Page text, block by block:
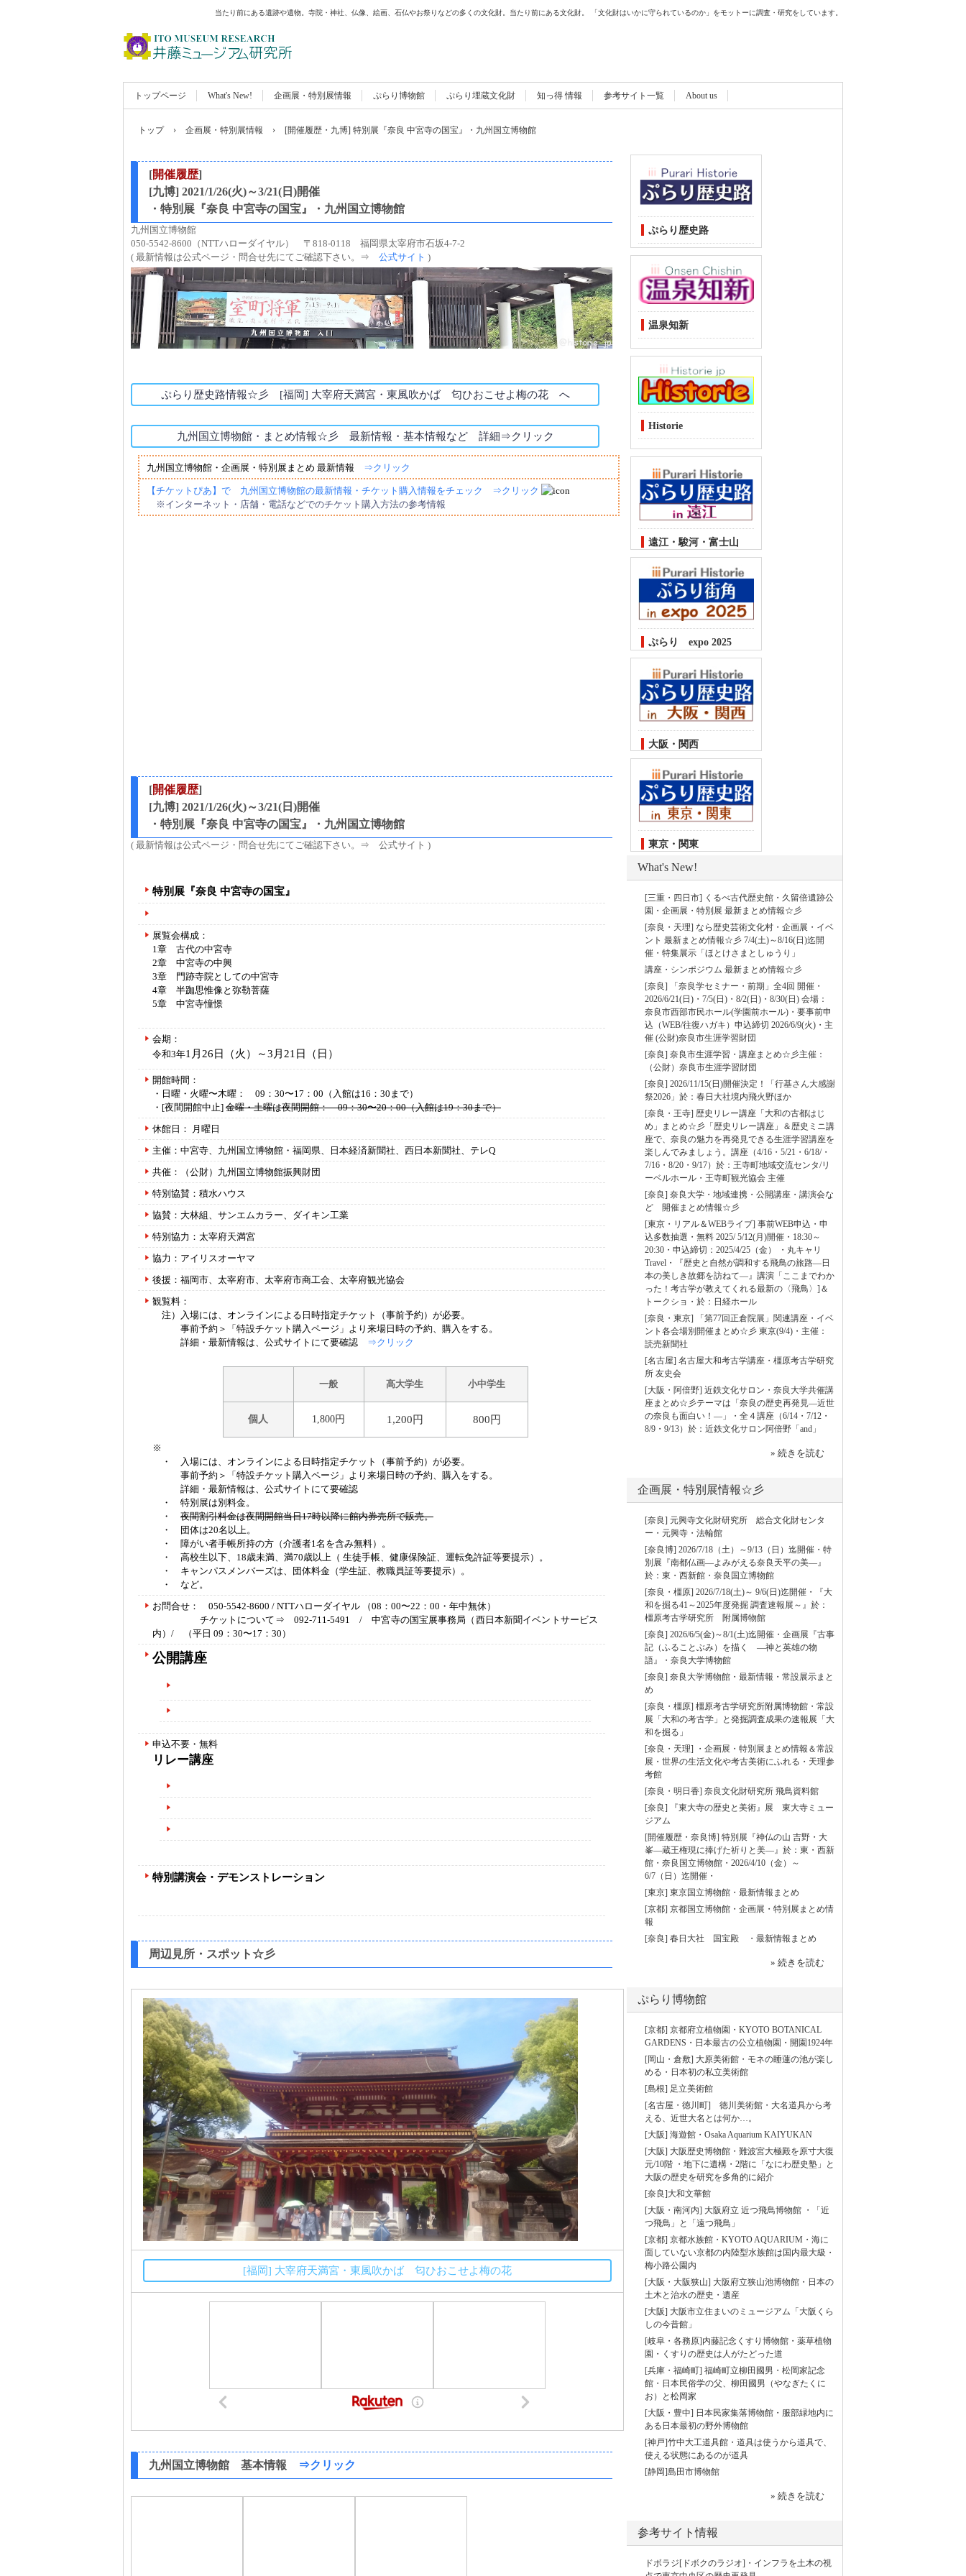
当たり前にある遺跡や遺物。寺院・神社、仏像、絵画、石仏やお祭りなどの多くの文化財。当たり前にある文化財。 「文化財はいかに守られているのか」をモットーに調査・研究をしています。
トップページ What's New! 企画展・特別展情報 ぷらり博物館 ぷらり埋蔵文化財 知っ得 情報 参考サイト一覧 About us
トップ › 企画展・特別展情報 › [開催履歴・九博] 特別展『奈良 中宮寺の国宝』・九州国立博物館
[開催履歴]
[九博] 2021/1/26(火)～3/21(日)開催
・特別展『奈良 中宮寺の国宝』・九州国立博物館
九州国立博物館
050-5542-8600（NTTハローダイヤル） 〒818-0118 福岡県太宰府市石坂4-7-2
( 最新情報は公式ページ・問合せ先にてご確認下さい。⇒ 公式サイト )
ぷらり歴史路情報☆彡 [福岡] 大宰府天満宮・東風吹かば 匂ひおこせよ梅の花 へ
九州国立博物館・まとめ情報☆彡 最新情報・基本情報など 詳細⇒クリック
九州国立博物館・企画展・特別展まとめ 最新情報 ⇒クリック
【チケットぴあ】で 九州国立博物館の最新情報・チケット購入情報をチェック ⇒クリック
※インターネット・店舗・電話などでのチケット購入方法の参考情報
[開催履歴]
[九博] 2021/1/26(火)～3/21(日)開催
・特別展『奈良 中宮寺の国宝』・九州国立博物館
( 最新情報は公式ページ・問合せ先にてご確認下さい。⇒ 公式サイト )
特別展『奈良 中宮寺の国宝』
展覧会構成：
1章 古代の中宮寺
2章 中宮寺の中興
3章 門跡寺院としての中宮寺
4章 半跏思惟像と弥勒菩薩
5章 中宮寺憧憬
会期：
令和3年1月26日（火）～3月21日（日）
開館時間：
・日曜・火曜〜木曜： 09：30〜17：00（入館は16：30まで）
・[夜間開館中止] 金曜・土曜は夜間開館： 09：30〜20：00（入館は19：30まで）
休館日： 月曜日
主催：中宮寺、九州国立博物館・福岡県、日本経済新聞社、西日本新聞社、テレQ
共催：（公財）九州国立博物館振興財団
特別協賛：積水ハウス
協賛：大林組、サンエムカラー、ダイキン工業
特別協力：太宰府天満宮
協力：アイリスオーヤマ
後援：福岡市、太宰府市、太宰府市商工会、太宰府観光協会
観覧料：
注）入場には、オンラインによる日時指定チケット（事前予約）が必要。
事前予約＞「特設チケット購入ページ」より来場日時の予約、購入をする。
詳細・最新情報は、公式サイトにて要確認 ⇒クリック
一般 高大学生 小中学生
個人 1,800円 1,200円 800円
※
・ 入場には、オンラインによる日時指定チケット（事前予約）が必要。
事前予約＞「特設チケット購入ページ」より来場日時の予約、購入をする。
詳細・最新情報は、公式サイトにて要確認
・ 特別展は別料金。
・ 夜間割引料金は夜間開館当日17時以降に館内券売所で販売。
・ 団体は20名以上。
・ 障がい者手帳所持の方（介護者1名を含み無料）。
・ 高校生以下、18歳未満、満70歳以上（ 生徒手帳、健康保険証、運転免許証等要提示）。
・ キャンパスメンバーズは、団体料金（学生証、教職員証等要提示）。
・ など。
お問合せ： 050-5542-8600 / NTTハローダイヤル （08：00〜22：00・年中無休）
チケットについて⇒ 092-711-5491 / 中宮寺の国宝展事務局（西日本新聞イベントサービス
内）/ （平日 09：30〜17：30）
公開講座
申込不要・無料
リレー講座
特別講演会・デモンストレーション
周辺見所・スポット☆彡
[福岡] 大宰府天満宮・東風吹かば 匂ひおこせよ梅の花
九州国立博物館 基本情報 ⇒クリック
ぷらり歴史路
温泉知新
Historie
遠江・駿河・富士山
ぷらり expo 2025
大阪・関西
東京・関東
What's New!
[三重・四日市] くるべ古代歴史館・久留倍遺跡公
園・企画展・特別展 最新まとめ情報☆彡
[奈良・天理] なら歴史芸術文化村・企画展・イベ
ント 最新まとめ情報☆彡 7/4(土)～8/16(日)迄開
催・特集展示「ほとけさまとしゅうり」
講座・シンポジウム 最新まとめ情報☆彡
[奈良] 「奈良学セミナー・前期」全4回 開催・
2026/6/21(日)・7/5(日)・8/2(日)・8/30(日) 会場：
奈良市西部市民ホール(学園前ホール)・要事前申
込（WEB/往復ハガキ）申込締切 2026/6/9(火)・主
催 (公財)奈良市生涯学習財団
[奈良] 奈良市生涯学習・講座まとめ☆彡主催：
（公財）奈良市生涯学習財団
[奈良] 2026/11/15(日)開催決定！「行基さん大感謝
祭2026」於：春日大社境内飛火野ほか
[奈良・王寺] 歴史リレー講座「大和の古都はじ
め」まとめ☆彡「歴史リレー講座」＆歴史ミニ講
座で、奈良の魅力を再発見できる生涯学習講座を
楽しんでみましょう。講座（4/16・5/21・6/18/・
7/16・8/20・9/17）於：王寺町地域交流センタ/リ
ーベルホール・王寺町観光協会 主催
[奈良] 奈良大学・地域連携・公開講座・講演会な
ど 開催まとめ情報☆彡
[東京・リアル＆WEBライブ] 事前WEB申込・申
込多数抽選・無料 2025/ 5/12(月)開催・18:30～
20:30・申込締切：2025/4/25（金） ・丸キャリ
Travel・『歴史と自然が調和する飛鳥の旅路―日
本の美しき故郷を訪ねて―』講演「ここまでわか
った！考古学が教えてくれる最新の〈飛鳥〉]＆
トークショ・於：日経ホール
[奈良・東京] 「第77回正倉院展」関連講座・イベ
ント各会場別開催まとめ☆彡 東京(9/4)・主催：
読売新聞社
[名古屋] 名古屋大和考古学講座・橿原考古学研究
所 友史会
[大阪・阿倍野] 近鉄文化サロン・奈良大学共催講
座まとめ☆彡テーマは「奈良の歴史再発見―近世
の奈良も面白い！―」・全４講座（6/14・7/12・
8/9・9/13）於：近鉄文化サロン阿倍野「and」
» 続きを読む
企画展・特別展情報☆彡
[奈良] 元興寺文化財研究所 総合文化財センタ
ー・元興寺・法輪館
[奈良博] 2026/7/18（土）～9/13（日）迄開催・特
別展『南都仏画―よみがえる奈良天平の美―』
於：東・西新館・奈良国立博物館
[奈良・橿原] 2026/7/18(土)～ 9/6(日)迄開催・『大
和を掘る41～2025年度発掘 調査速報展～』於：
橿原考古学研究所 附属博物館
[奈良] 2026/6/5(金)～8/1(土)迄開催・企画展『古事
記（ふることぶみ）を描く ―神と英雄の物
語』・奈良大学博物館
[奈良] 奈良大学博物館・最新情報・常設展示まと
め
[奈良・橿原] 橿原考古学研究所附属博物館・常設
展「大和の考古学」と発掘調査成果の速報展「大
和を掘る」
[奈良・天理] ・企画展・特別展まとめ情報＆常設
展・世界の生活文化や考古美術にふれる・天理参
考館
[奈良・明日香] 奈良文化財研究所 飛鳥資料館
[奈良] 『東大寺の歴史と美術』展 東大寺ミュー
ジアム
[開催履歴・奈良博] 特別展『神仏の山 吉野・大
峯―蔵王権現に捧げた祈りと美―』於：東・西新
館・奈良国立博物館・2026/4/10（金）～
6/7（日）迄開催・
[東京] 東京国立博物館・最新情報まとめ
[京都] 京都国立博物館・企画展・特別展まとめ情
報
[奈良] 春日大社 国宝殿 ・最新情報まとめ
» 続きを読む
ぷらり博物館
[京都] 京都府立植物園・KYOTO BOTANICAL
GARDENS・日本最古の公立植物園・開園1924年
[岡山・倉敷] 大原美術館・モネの睡蓮の池が楽し
める・日本初の私立美術館
[島根] 足立美術館
[名古屋・徳川町] 徳川美術館・大名道具から考
える、近世大名とは何か…。
[大阪] 海遊館・Osaka Aquarium KAIYUKAN
[大阪] 大阪歴史博物館・難波宮大極殿を原寸大復
元/10階 ・地下に遺構・2階に「なにわ歴史塾」と
大阪の歴史を研究を多角的に紹介
[奈良]大和文華館
[大阪・南河内] 大阪府立 近つ飛鳥博物館 ・「近
つ飛鳥」と「遠つ飛鳥」
[京都] 京都水族館・KYOTO AQUARIUM・海に
面していない京都の内陸型水族館は国内最大級・
梅小路公園内
[大阪・大阪狭山] 大阪府立狭山池博物館・日本の
土木と治水の歴史・遺産
[大阪] 大阪市立住まいのミュージアム「大阪くら
しの今昔館」
[岐阜・各務原]内藤記念くすり博物館・薬草植物
園・くすりの歴史は人がたどった道
[兵庫・福崎町] 福崎町立柳田國男・松岡家記念
館・日本民俗学の父、柳田國男（やなぎたくに
お）と松岡家
[大阪・豊中] 日本民家集落博物館・服部緑地内に
ある日本最初の野外博物館
[神戸]竹中大工道具館・道具は使うから道具で、
使える状態にあるのが道具
[静岡]島田市博物館
» 続きを読む
参考サイト情報
ドボラジ[ドボクのラジオ]・インフラを土木の視